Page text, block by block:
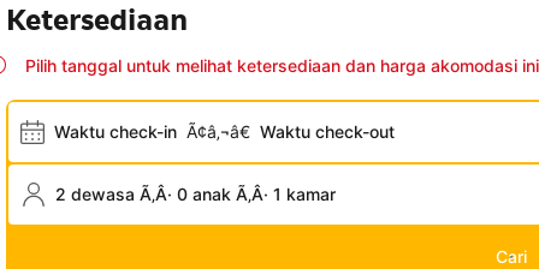
Ketersediaan
Pilih tanggal untuk melihat ketersediaan dan harga akomodasi ini
Waktu check-in Ã¢â‚¬â€ Waktu check-out
2 dewasa Ã‚Â· 0 anak Ã‚Â· 1 kamar
Cari